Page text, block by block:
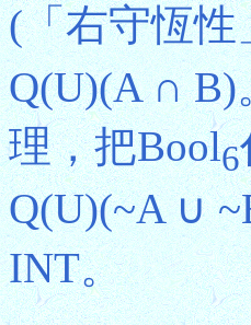
(「右守恆
Q(U)(A ∩
理，把Bool6
Q(U)(~A ∪
INT。